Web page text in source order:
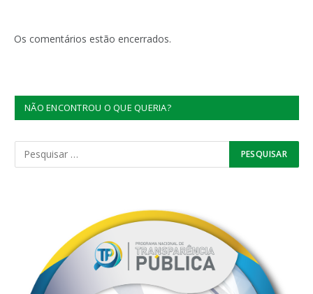
Os comentários estão encerrados.
NÃO ENCONTROU O QUE QUERIA?